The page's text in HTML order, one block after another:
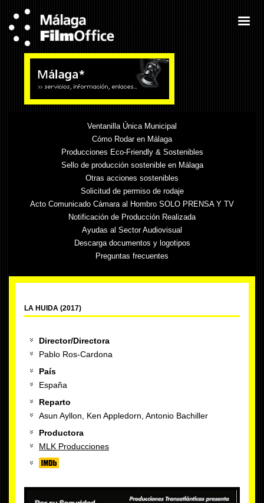
Ventanilla Única Municipal
Cómo Rodar en Málaga
Producciones Eco-Friendly & Sostenibles
Sello de producción sostenible en Málaga
Otras acciones sostenibles
Solicitud de permiso de rodaje
Acto Comunicado Cámara al Hombro SOLO PRENSA Y TV
Notificación de Producción Realizada
Ayudas al Sector Audiovisual
Descarga documentos y logotipos
Preguntas frecuentes
LA HUIDA (2017)
Director/Directora
Pablo Ros-Cardona
País
España
Reparto
Asun Ayllon, Ken Appledorn, Antonio Bachiller
Productora
MLK Producciones